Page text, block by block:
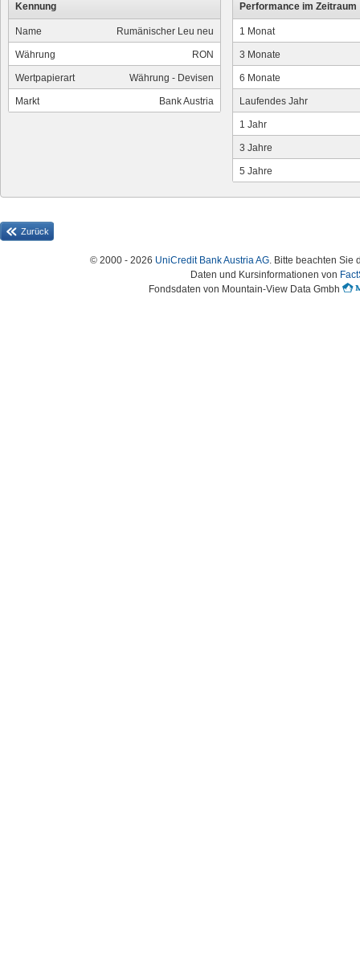
Kennung
Name Rumänischer Leu neu
Währung RON
Wertpapierart Währung - Devisen
Markt Bank Austria
Performance im Zeitraum
1 Monat
3 Monate
6 Monate
Laufendes Jahr
1 Jahr
3 Jahre
5 Jahre
Zurück
© 2000 - 2026 UniCredit Bank Austria AG. Bitte beachten Sie
Daten und Kursinformationen von
Fondsdaten von Mountain-View Data Gmbh